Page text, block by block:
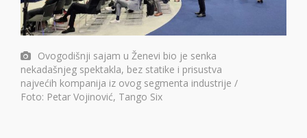
Ovogodišnji sajam u Ženevi bio je senka
nekadašnjeg spektakla, bez statike i prisustva
najvećih kompanija iz ovog segmenta industrije /
Foto: Petar Vojinović, Tango Six